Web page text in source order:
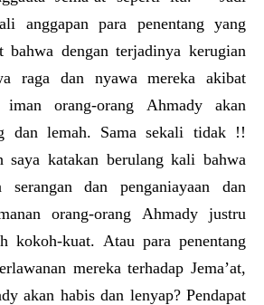
anggapan para penentang yang
bahwa dengan terjadinya kerugian
raga dan nyawa mereka akibat
iman orang-orang Ahmady akan
dan lemah. Sama sekali tidak !!
saya katakan berulang kali bahwa
serangan dan penganiayaan dan
orang-orang Ahmady justru
kokoh-kuat. Atau para penentang
mereka terhadap Jema’at,
akan habis dan lenyap? Pendapat